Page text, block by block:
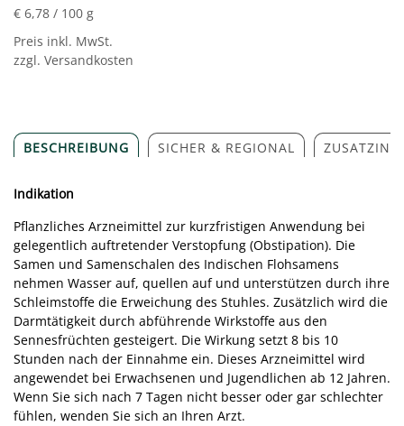
€ 6,78 / 100 g
Preis inkl. MwSt.
zzgl. Versandkosten
BESCHREIBUNG SICHER & REGIONAL
Indikation
Pflanzliches Arzneimittel zur kurzfristigen Anwendung bei
gelegentlich auftretender Verstopfung (Obstipation). Die
Samen und Samenschalen des Indischen Flohsamens
nehmen Wasser auf, quellen auf und unterstützen durch ihre
Schleimstoffe die Erweichung des Stuhles. Zusätzlich wird die
Darmtätigkeit durch abführende Wirkstoffe aus den
Sennesfrüchten gesteigert. Die Wirkung setzt 8 bis 10
Stunden nach der Einnahme ein. Dieses Arzneimittel wird
angewendet bei Erwachsenen und Jugendlichen ab 12 Jahren.
Wenn Sie sich nach 7 Tagen nicht besser oder gar schlechter
fühlen, wenden Sie sich an Ihren Arzt.